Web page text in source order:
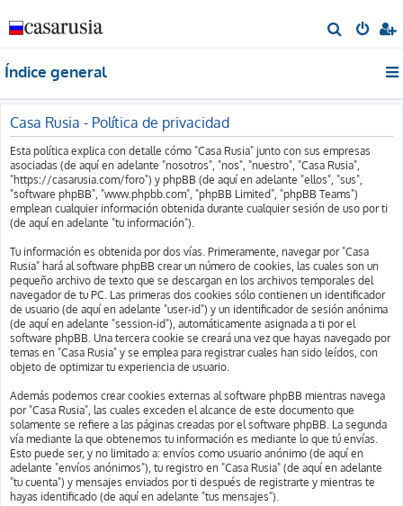
u
r
Índice general
Casa Rusia - Política de privacidad
Esta política explica con detalle cómo "Casa Rusia" junto con sus empresas
asociadas (de aquí en adelante "nosotros", "nos", "nuestro", "Casa Rusia",
"https://casarusia.com/foro") y phpBB (de aquí en adelante "ellos", "sus",
"software phpBB", "www.phpbb.com", "phpBB Limited", "phpBB Teams")
emplean cualquier información obtenida durante cualquier sesión de uso por ti
(de aquí en adelante "tu información").
Tu información es obtenida por dos vías. Primeramente, navegar por "Casa
Rusia" hará al software phpBB crear un número de cookies, las cuales son un
pequeño archivo de texto que se descargan en los archivos temporales del
navegador de tu PC. Las primeras dos cookies sólo contienen un identificador
de usuario (de aquí en adelante "user-id") y un identificador de sesión anónima
(de aquí en adelante "session-id"), automáticamente asignada a ti por el
software phpBB. Una tercera cookie se creará una vez que hayas navegado por
temas en "Casa Rusia" y se emplea para registrar cuales han sido leídos, con
objeto de optimizar tu experiencia de usuario.
Además podemos crear cookies externas al software phpBB mientras navega
por "Casa Rusia", las cuales exceden el alcance de este documento que
solamente se refiere a las páginas creadas por el software phpBB. La segunda
vía mediante la que obtenemos tu información es mediante lo que tú envías.
Esto puede ser, y no limitado a: envíos como usuario anónimo (de aquí en
adelante "envíos anónimos"), tu registro en "Casa Rusia" (de aquí en adelante
"tu cuenta") y mensajes enviados por ti después de registrarte y mientras te
hayas identificado (de aquí en adelante "tus mensajes").